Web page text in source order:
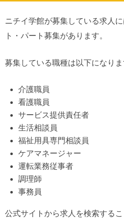
ニチイ学館が募集している求人
ト・パート募集があります。
募集している職種は以下になりま
介護職員
看護職員
サービス提供責任者
生活相談員
福祉用具専門相談員
ケアマネージャー
運転業務従事者
調理師
事務員
公式サイトから求人を検索する